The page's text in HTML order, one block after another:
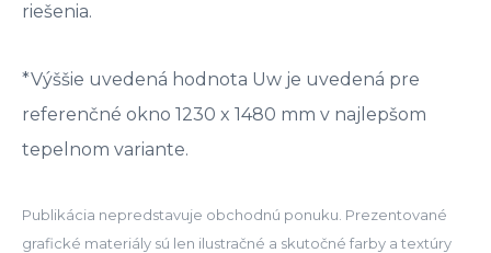
riešenia.
*Výššie uvedená hodnota Uw je uvedená pre
referenčné okno 1230 x 1480 mm v najlepšom
tepelnom variante.
Publikácia nepredstavuje obchodnú ponuku. Prezentované
grafické materiály sú len ilustračné a skutočné farby a textúry